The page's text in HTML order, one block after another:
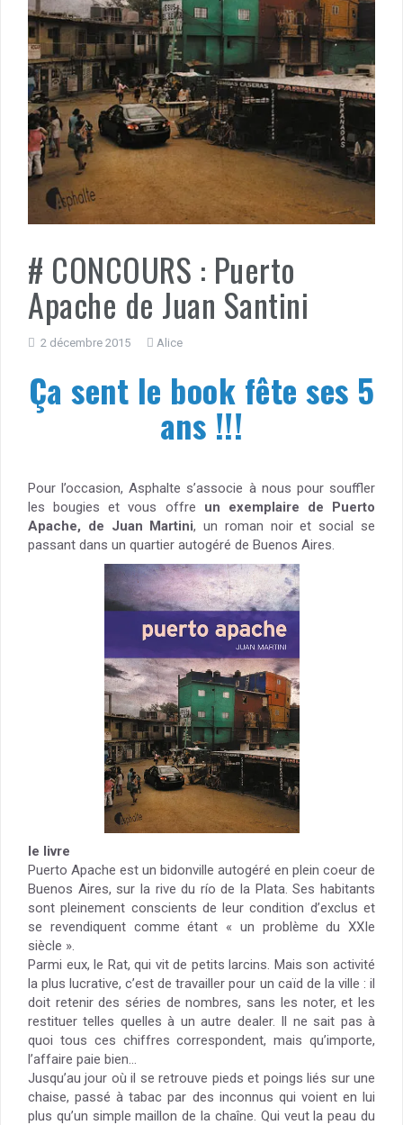
# CONCOURS : Puerto
Apache de Juan Santini
2 décembre 2015 Alice
Ça sent le book fête ses 5
ans !!!
Pour l’occasion, Asphalte s’associe à nous pour souffler
les bougies et vous offre un exemplaire de Puerto
Apache, de Juan Martini, un roman noir et social se
passant dans un quartier autogéré de Buenos Aires.
le livre
Puerto Apache est un bidonville autogéré en plein coeur de
Buenos Aires, sur la rive du río de la Plata. Ses habitants
sont pleinement conscients de leur condition d’exclus et
se revendiquent comme étant « un problème du XXIe
siècle ».
Parmi eux, le Rat, qui vit de petits larcins. Mais son activité
la plus lucrative, c’est de travailler pour un caïd de la ville : il
doit retenir des séries de nombres, sans les noter, et les
restituer telles quelles à un autre dealer. Il ne sait pas à
quoi tous ces chiffres correspondent, mais qu’importe,
l’affaire paie bien…
Jusqu’au jour où il se retrouve pieds et poings liés sur une
chaise, passé à tabac par des inconnus qui voient en lui
plus qu’un simple maillon de la chaîne. Qui veut la peau du